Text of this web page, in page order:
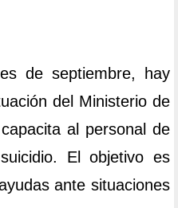
de septiembre, hay
del Ministerio de
al personal de
El objetivo es
ante situaciones